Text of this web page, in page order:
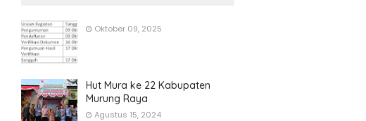
Oktober 09, 2025
Hut Mura ke 22 Kabupaten
Murung Raya
Agustus 15, 2024